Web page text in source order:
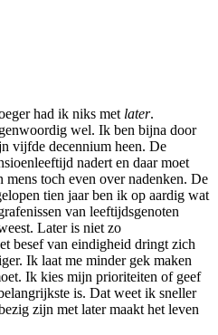
had ik niks met later.
wel. Ik ben bijna door
vijfde decennium heen. De
nadert en daar moet
mens toch even over nadenken. De
tien jaar ben ik op aardig wat
van leeftijdsgenoten
Later is niet zo
besef van eindigheid dringt zich
Ik laat me minder gek maken
Ik kies mijn prioriteiten of geef
is. Dat weet ik sneller
zijn met later maakt het leven